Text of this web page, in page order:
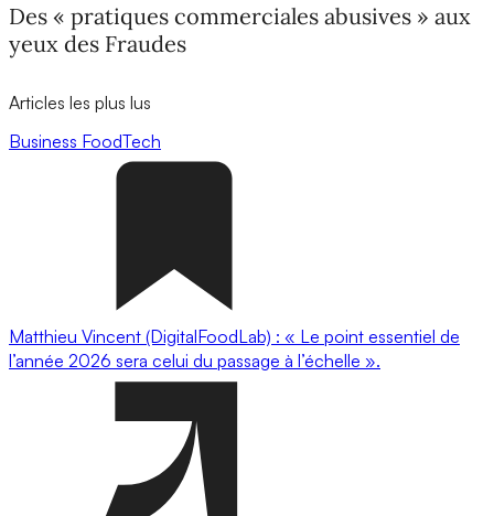
Des « pratiques commerciales abusives » aux
yeux des Fraudes
Articles les plus lus
Business FoodTech
Matthieu Vincent (DigitalFoodLab) : « Le point essentiel de
l’année 2026 sera celui du passage à l’échelle ».